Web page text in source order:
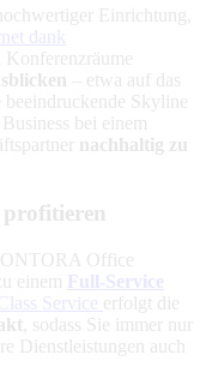
Einrichtung,
dank
Konferenzräume
– etwa auf das
Skyline
bei einem
nachhaltig zu
profitieren
Office
einem Full-Service
Service erfolgt die
, sodass Sie immer nur
Dienstleistungen auch